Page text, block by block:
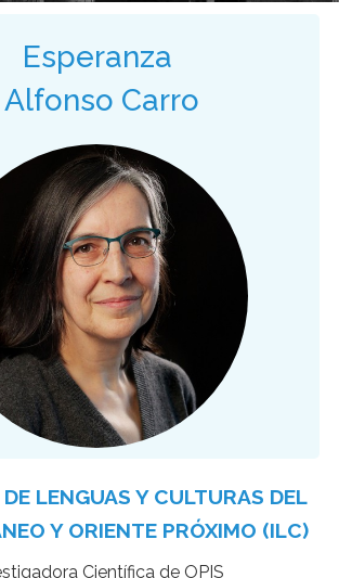
Esperanza
Alfonso Carro
LENGUAS Y CULTURAS DEL
Y ORIENTE PRÓXIMO (ILC)
Científica de OPIS